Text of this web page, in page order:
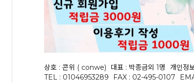
상호 : 콘위 ( conwe) 대표 : 박종금외 1명
개인정
TEL : 01046953289
FAX : 02-495-0107